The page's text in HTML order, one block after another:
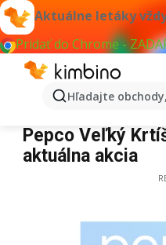
Aktuálne letáky
Pridať do Chrome -
Hľadajte
Pepco Veľký Krtíš
Pepco Veľký
aktuálna akcia